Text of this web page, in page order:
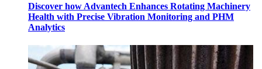
Discover how Advantech Enhances Rotating Machinery
Health with Precise Vibration Monitoring and PHM
Analytics